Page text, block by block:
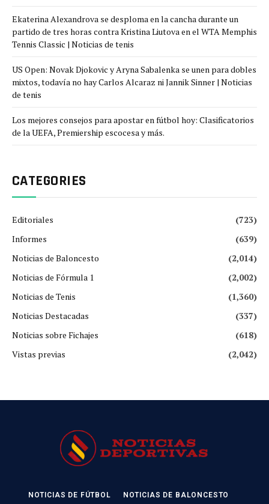
Ekaterina Alexandrova se desploma en la cancha durante un
partido de tres horas contra Kristina Liutova en el WTA Memphis
Tennis Classic | Noticias de tenis
US Open: Novak Djokovic y Aryna Sabalenka se unen para dobles
mixtos, todavía no hay Carlos Alcaraz ni Jannik Sinner | Noticias
de tenis
Los mejores consejos para apostar en fútbol hoy: Clasificatorios
de la UEFA, Premiership escocesa y más.
CATEGORIES
Editoriales
(723)
Informes
(639)
Noticias de Baloncesto
(2,014)
Noticias de Fórmula 1
(2,002)
Noticias de Tenis
(1,360)
Noticias Destacadas
(337)
Noticias sobre Fichajes
(618)
Vistas previas
(2,042)
NOTICIAS DE FÚTBOL NOTICIAS DE BALONCESTO